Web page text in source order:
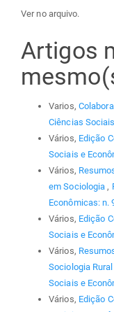
Ver no arquivo.
Artigos
Varios,
Ciências
Vários, Edição
Sociais e
Vários,
em Sociologia ,
Econômicas: n.
Vários, Edição
Sociais e
Vários,
Sociologia Rural
Sociais e
Vários, Edição